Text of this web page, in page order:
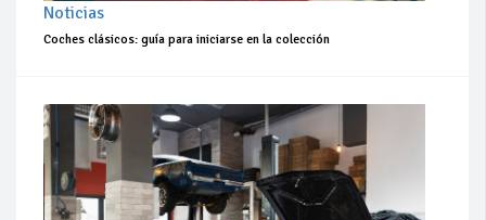
Noticias
Coches clásicos: guía para iniciarse en la colección